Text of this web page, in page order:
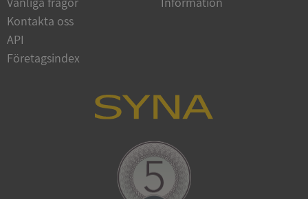
Kontakta oss
API
Företagsindex
ASP.NET_SessionId
Microsoft
Corporation
upplysningar.syna.se